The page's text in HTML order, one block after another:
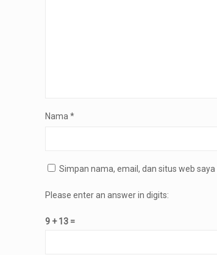
Nama *
Simpan nama, email, dan situs web
Please enter an answer in digits:
9 + 13 =